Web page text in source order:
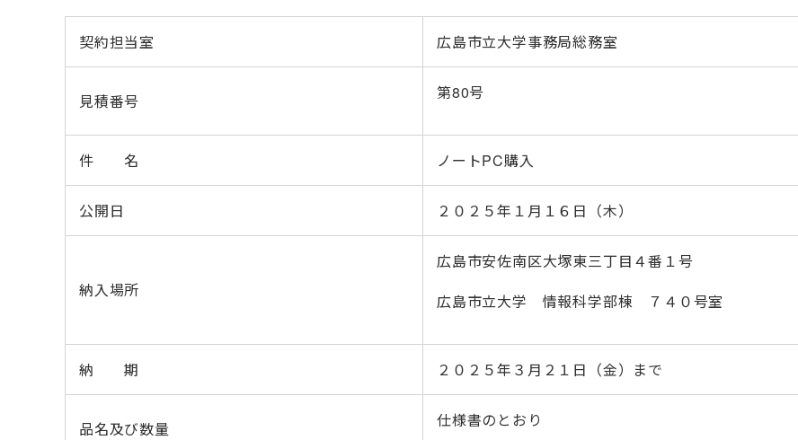
契約担当室 広島市立大学事務局総務室
見積番号 第80号
件 名 ノートPC購入
公開日 ２０２５年１月１６日（木）
納入場所
広島市安佐南区大塚東三丁目４番１号
広島市立大学 情報科学部棟 ７４０号室
納 期 ２０２５年３月２１日（金）まで
品名及び数量 仕様書のとおり